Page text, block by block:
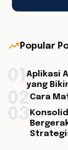
trending_up Popular
Aplikasi
yang
Cara